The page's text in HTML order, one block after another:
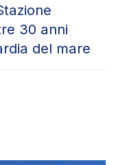
30 anni
del mare